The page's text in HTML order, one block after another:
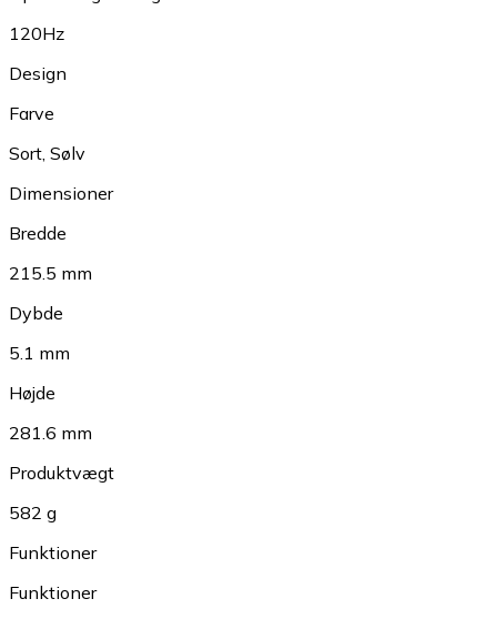
120Hz
Design
Farve
Sort Sølv
Dimensioner
Bredde
215.5 mm
Dybde
5.1 mm
Højde
281.6 mm
Produktvægt
582 g
Funktioner
Funktioner